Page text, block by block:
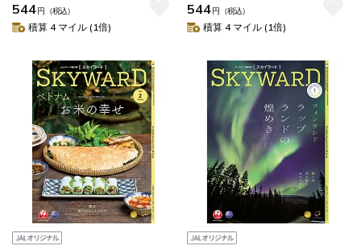
544円 （税込）
積算 4 マイル (1倍)
544円 （税込）
積算 4 マイル (1倍)